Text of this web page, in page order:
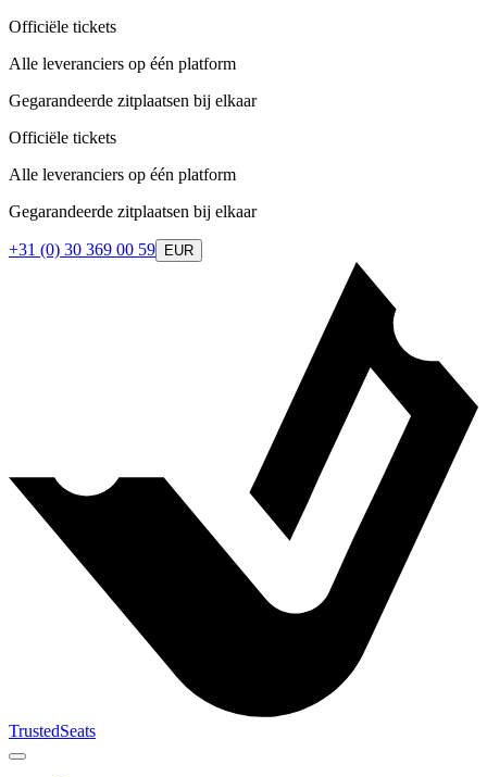
Officiële tickets
Alle leveranciers op één platform
Gegarandeerde zitplaatsen bij elkaar
Officiële tickets
Alle leveranciers op één platform
Gegarandeerde zitplaatsen bij elkaar
+31 (0) 30 369 00 59 EUR
TrustedSeats